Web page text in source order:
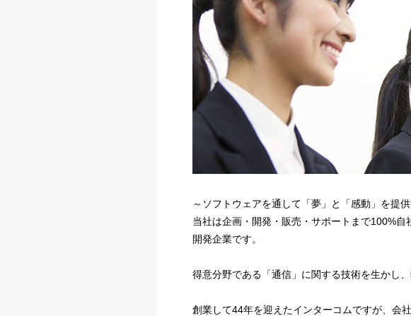
～ソフトウェアを通して「夢」と「感動」を提供
当社は企画・開発・販売・サポートまで100%
開発企業です。
得意分野である「通信」に関する技術を生かし
創業して44年を迎えたインターコムですが、会